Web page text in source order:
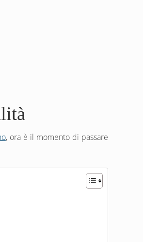
, ora è il momento di passare